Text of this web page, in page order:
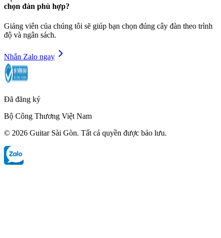
chọn đàn phù hợp?
Giảng viên của chúng tôi sẽ giúp bạn chọn đúng cây đàn theo trình
độ và ngân sách.
Nhắn Zalo ngay
Đã đăng ký
Bộ Công Thương Việt Nam
© 2026 Guitar Sài Gòn. Tất cả quyền được bảo lưu.